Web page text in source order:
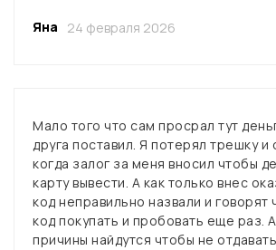
Яна 24 февраля 2026
Мало того что сам просрал тут
друга поставил. Я потерял трешку и
когда залог за меня вносил чтобы
карту вывести. А как только внес
код неправильно назвали и говорят
код покупать и пробовать еще раз.
причины найдутся чтобы не